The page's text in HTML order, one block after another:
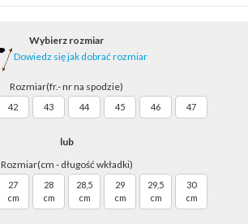
Wybierz rozmiar
Dowiedz się jak dobrać rozmiar
Rozmiar(fr.- nr na spodzie)
42 43 44 45 46 47
lub
Rozmiar(cm - długość wkładki)
27
cm
28
cm
28,5
cm
29
cm
29,5
cm
30
cm